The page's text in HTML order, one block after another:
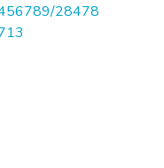
28478